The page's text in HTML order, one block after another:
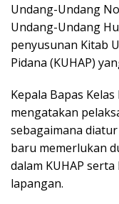
Undang-Undang
Undang-Undang
penyusunan Kitab
Pidana (KUHAP)
Kepala Bapas
mengatakan
sebagaimana diatur
baru memerlukan
dalam KUHAP
lapangan.